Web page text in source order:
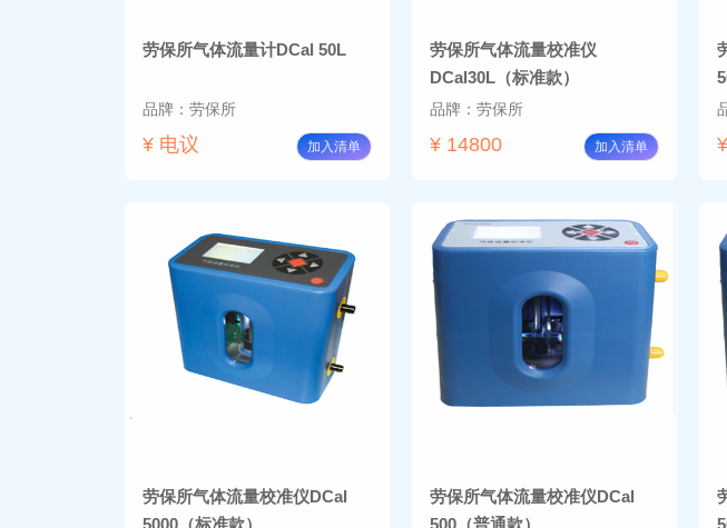
劳保所气体流量计DCal 50L
品牌：劳保所
¥ 电议 加入清单
劳保所气体流量校准仪
DCal30L（标准款）
品牌：劳保所
¥ 14800 加入清单
劳保所气体流量校准仪DCal
5000（标准款）
劳保所气体流量校准仪DCal
500（普通款）